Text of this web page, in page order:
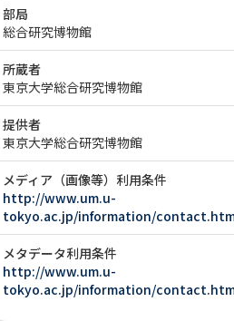
部局
総合研究博物館
所蔵者
東京大学総合研究博物館
提供者
東京大学総合研究博物館
メディア（画像等）利用条件
http://www.um.u-
tokyo.ac.jp/information/
メタデータ利用条件
http://www.um.u-
tokyo.ac.jp/information/